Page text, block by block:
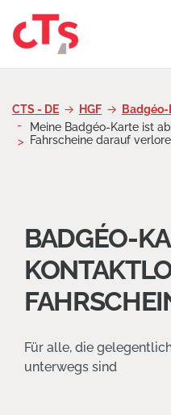
CTS - DE HGF
Meine Badgéo-Karte ist
Fahrscheine darauf
BADGÉO-
Für alle, die
unterwegs sind